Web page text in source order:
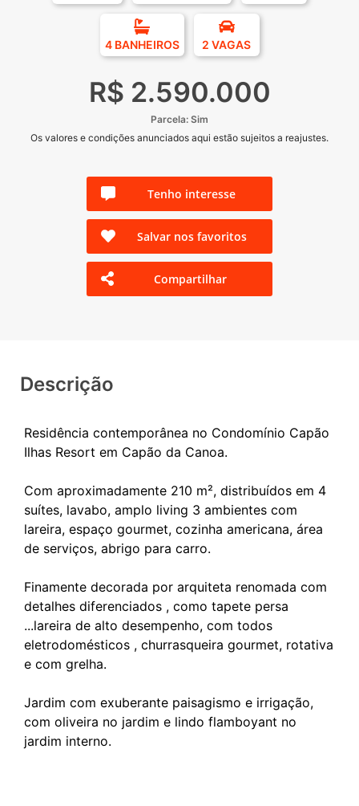
4 BANHEIROS 2 VAGAS
R$ 2.590.000
Parcela: Sim
Os valores e condições anunciados aqui estão sujeitos a reajustes.
Tenho interesse
Salvar nos favoritos
Compartilhar
Descrição
Residência contemporânea no Condomínio Capão
Ilhas Resort em Capão da Canoa.
Com aproximadamente 210 m², distribuídos em 4
suítes, lavabo, amplo living 3 ambientes com
lareira, espaço gourmet, cozinha americana, área
de serviços, abrigo para carro.
Finamente decorada por arquiteta renomada com
detalhes diferenciados , como tapete persa
...lareira de alto desempenho, com todos
eletrodomésticos , churrasqueira gourmet, rotativa
e com grelha.
Jardim com exuberante paisagismo e irrigação,
com oliveira no jardim e lindo flamboyant no